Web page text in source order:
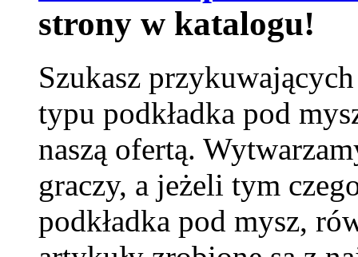
strony w katalogu!
Szukasz
typu podkładka pod
naszą ofertą.
graczy, a jeżeli tym
podkładka pod mysz,